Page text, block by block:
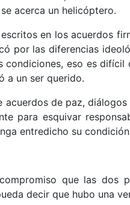
acerca un helicóptero.
en los acuerdos
por las diferencias
condiciones, eso es
a un ser querido.
de paz,
para esquivar
entredicho su
que las dos
decir que hubo una